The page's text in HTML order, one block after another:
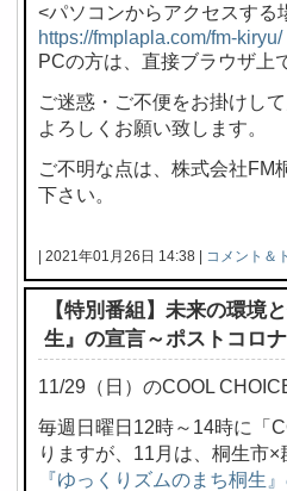
<パソコンからアクセスする
https://fmplapla.com/fm-kiryu/
PCの方は、直接ブラウザ上
ご迷惑・ご不便をお掛けし
よろしくお願い致します。
ご不明な点は、株式会社FM
下さい。
| 2021年01月26日 14:38 | コメント＆
【特別番組】未来の環境
生』の宣言～ポストコロ
11/29（日）のCOOL
毎週日曜日12時～14時に「
りますが、11月は、桐生市
『ゆっくりズムのまち桐生